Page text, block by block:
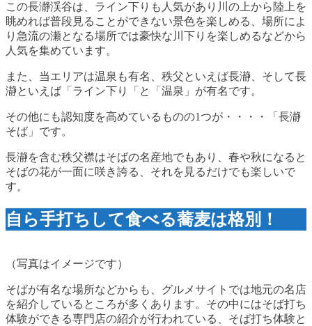
この長瀞渓谷は、ライン下りも人気があり川の上から陸上を
眺めれば普段見ることができない景色を楽しめる、場所によ
り急流の瀬となる場所では豪快な川下りを楽しめるなどから
人気を集めています。
また、当エリアは温泉も有名、秩父といえば長瀞、そして長
瀞といえば「ライン下り「と「温泉」が有名です。
その他にも認知度を高めているものの1つが・・・・「長瀞
そば」です。
長瀞を含む秩父襟はそばの名産地でもあり、春や秋になると
そばの花が一面に咲き誇る、それを見るだけでも楽しいで
す。
自ら手打ちして食べる蕎麦は格別！
（写真はイメージです）
そばが有名な場所などからも、グルメサイトでは地元の名店
を紹介しているところが多くあります。その中にはそば打ち
体験ができる専門店の紹介が行われている、そば打ち体験と